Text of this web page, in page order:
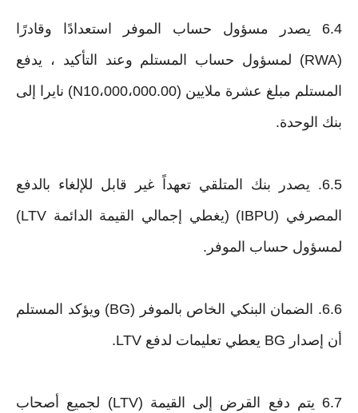
6.4 يصدر مسؤول حساب الموفر استعدادًا وقادرًا
(RWA) لمسؤول حساب المستلم وعند التأكيد ، يدفع
المستلم مبلغ عشرة ملايين (N10،000،000.00) نايرا إلى
بنك الوحدة.
6.5. يصدر بنك المتلقي تعهداً غير قابل للإلغاء بالدفع
المصرفي (IBPU) (يغطي إجمالي القيمة الدائمة LTV)
لمسؤول حساب الموفر.
6.6. الضمان البنكي الخاص بالموفر (BG) ويؤكد المستلم
أن إصدار BG يعطي تعليمات لدفع LTV.
6.7 يتم دفع القرض إلى القيمة (LTV) لجميع أصحاب